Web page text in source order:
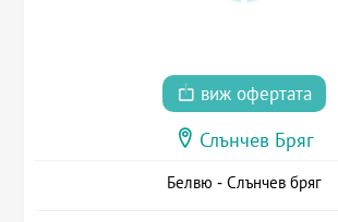
виж офертата
Слънчев Бряг
Белвю - Слънчев бряг